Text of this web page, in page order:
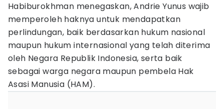
Habiburokhman menegaskan, Andrie Yunus wajib
memperoleh haknya untuk mendapatkan
perlindungan, baik berdasarkan hukum nasional
maupun hukum internasional yang telah diterima
oleh Negara Republik Indonesia, serta baik
sebagai warga negara maupun pembela Hak
Asasi Manusia (HAM).